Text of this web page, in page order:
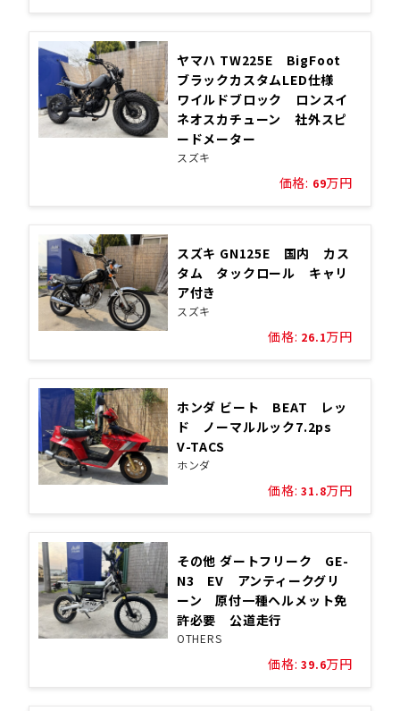
ヤマハ TW225E BigFoot
ブラックカスタムLED仕様
ワイルドブロック ロンスイ
ネオスカチューン 社外スピ
ードメーター
スズキ
価格: 69万円
スズキ GN125E 国内 カス
タム タックロール キャリ
ア付き
スズキ
価格: 26.1万円
ホンダ ビート BEAT レッ
ド ノーマルルック7.2ps
V-TACS
ホンダ
価格: 31.8万円
その他 ダートフリーク GE-
N3 EV アンティークグリ
ーン 原付一種ヘルメット免
許必要 公道走行
OTHERS
価格: 39.6万円